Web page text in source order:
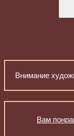
Внимание
Вам